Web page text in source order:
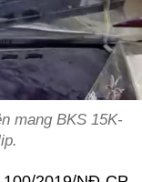
mang BKS 15K-